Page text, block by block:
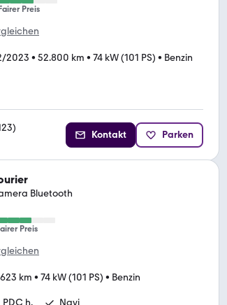
Fairer Preis
2023 • 52.800 km • 74 kW (101 PS) • Benzin
)
Kontakt Parken
Bluetooth
Preis
km • 74 kW (101 PS) • Benzin
PDC h. Navi